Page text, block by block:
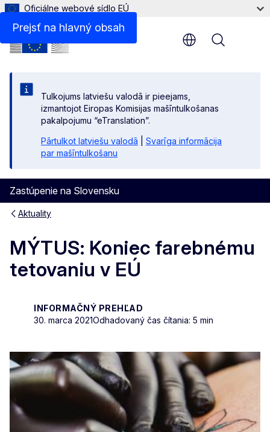
Prejsť na hlavný obsah
Oficiálne webové sídlo EÚ
Tulkojums latviešu valodā ir pieejams,
izmantojot Eiropas Komisijas mašīntulkošanas
pakalpojumu “eTranslation”.
Pārtulkot latviešu valodā
Svarīga informācija
par mašīntulkošanu
Zastúpenie na Slovensku
Menu
Aktuality
MÝTUS: Koniec farebnému
tetovaniu v EÚ
INFORMAČNÝ PREHĽAD
30. marca 2021Odhadovaný čas čítania: 5 min